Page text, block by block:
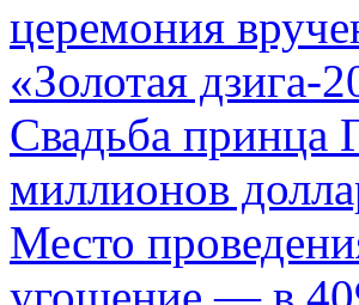
церемония
«Золотая дзига-
Свадьба принца
миллионов
Место